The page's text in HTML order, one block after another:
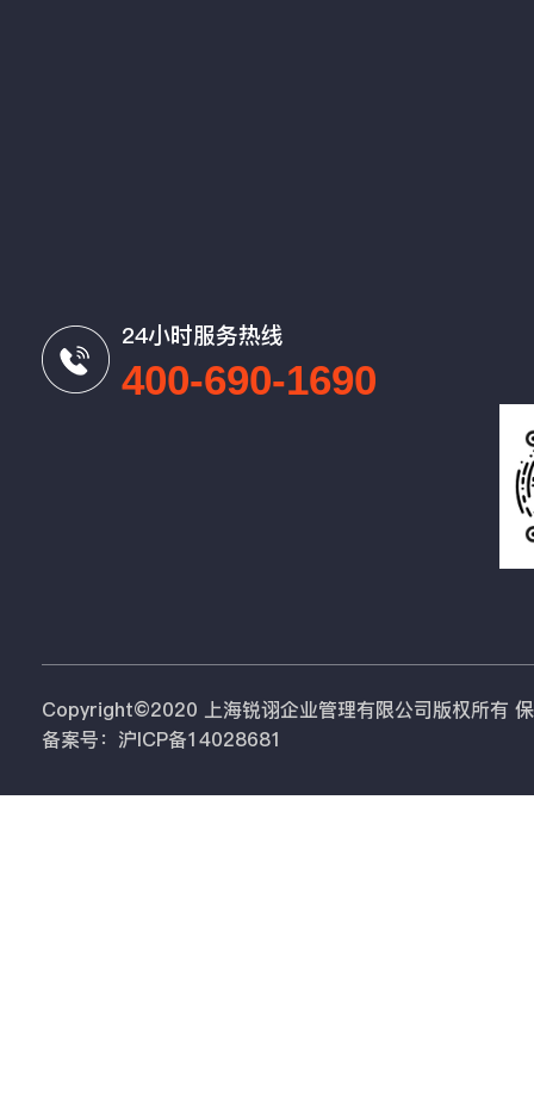
24小时服务热线
400-690-1690
Copyright©2020 上海锐诩企业管理有限公司版权所有
备案号：沪ICP备14028681